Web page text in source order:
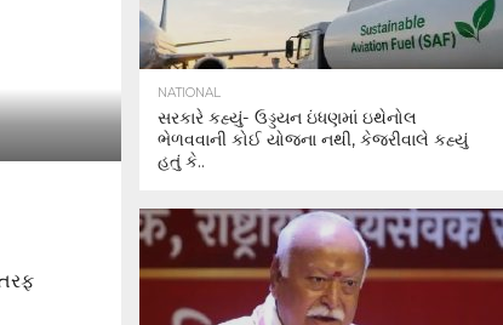
NATIONAL
સરકારે કહ્યું- ઉડ્ડયન ઇંધણમાં ઇથેનોલ
ભેળવવાની કોઈ યોજના નથી, કેજરીવાલે કહ્યું
હતું કે..